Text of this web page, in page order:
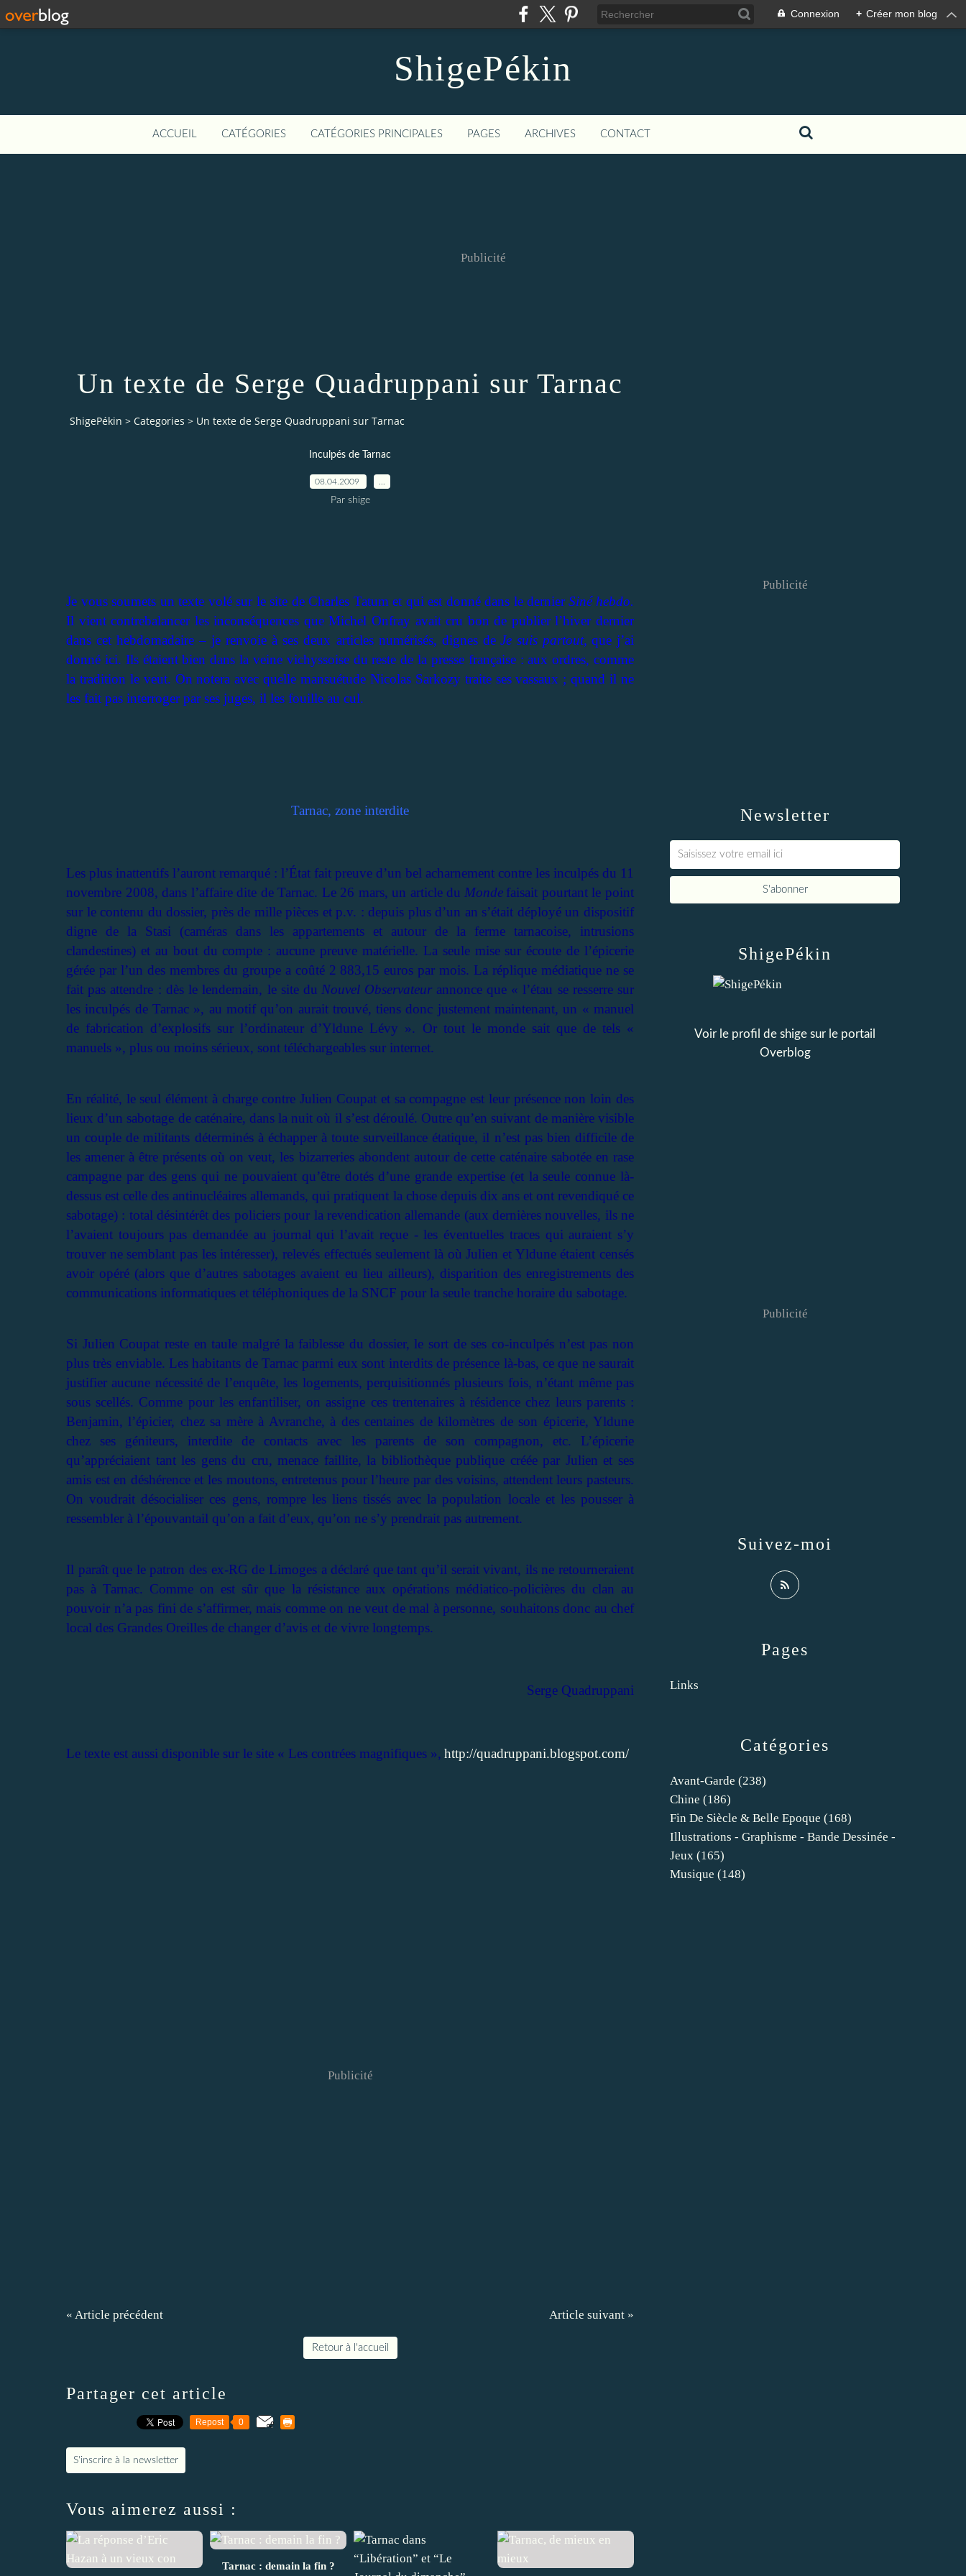
Connexion + Créer mon blog
ShigePékin
ACCUEIL CATÉGORIES CATÉGORIES PRINCIPALES PAGES ARCHIVES CONTACT
Publicité
Un texte de Serge Quadruppani sur Tarnac
ShigePékin > Categories > Un texte de Serge Quadruppani sur Tarnac
Inculpés de Tarnac
08.04.2009
Par shige
Je vous soumets un texte volé sur le site de Charles Tatum et qui est donné dans le dernier Siné hebdo.
Il vient contrebalancer les inconséquences que Michel Onfray avait cru bon de publier l’hiver dernier
dans cet hebdomadaire – je renvoie à ses deux articles numérisés, dignes de Je suis partout, que j’ai
donné ici. Ils étaient bien dans la veine vichyssoise du reste de la presse française : aux ordres, comme
la tradition le veut. On notera avec quelle mansuétude Nicolas Sarkozy traite ses vassaux ; quand il ne
les fait pas interroger par ses juges, il les fouille au cul.
Tarnac, zone interdite
Les plus inattentifs l’auront remarqué : l’État fait preuve d’un bel acharnement contre les inculpés du 11
novembre 2008, dans l’affaire dite de Tarnac. Le 26 mars, un article du Monde faisait pourtant le point
sur le contenu du dossier, près de mille pièces et p.v. : depuis plus d’un an s’était déployé un dispositif
digne de la Stasi (caméras dans les appartements et autour de la ferme tarnacoise, intrusions
clandestines) et au bout du compte : aucune preuve matérielle. La seule mise sur écoute de l’épicerie
gérée par l’un des membres du groupe a coûté 2 883,15 euros par mois. La réplique médiatique ne se
fait pas attendre : dès le lendemain, le site du Nouvel Observateur annonce que « l’étau se resserre sur
les inculpés de Tarnac », au motif qu’on aurait trouvé, tiens donc justement maintenant, un « manuel
de fabrication d’explosifs sur l’ordinateur d’Yldune Lévy ». Or tout le monde sait que de tels «
manuels », plus ou moins sérieux, sont téléchargeables sur internet.
En réalité, le seul élément à charge contre Julien Coupat et sa compagne est leur présence non loin des
lieux d’un sabotage de caténaire, dans la nuit où il s’est déroulé. Outre qu’en suivant de manière visible
un couple de militants déterminés à échapper à toute surveillance étatique, il n’est pas bien difficile de
les amener à être présents où on veut, les bizarreries abondent autour de cette caténaire sabotée en rase
campagne par des gens qui ne pouvaient qu’être dotés d’une grande expertise (et la seule connue là-
dessus est celle des antinucléaires allemands, qui pratiquent la chose depuis dix ans et ont revendiqué ce
sabotage) : total désintérêt des policiers pour la revendication allemande (aux dernières nouvelles, ils ne
l’avaient toujours pas demandée au journal qui l’avait reçue - les éventuelles traces qui auraient s’y
trouver ne semblant pas les intéresser), relevés effectués seulement là où Julien et Yldune étaient censés
avoir opéré (alors que d’autres sabotages avaient eu lieu ailleurs), disparition des enregistrements des
communications informatiques et téléphoniques de la SNCF pour la seule tranche horaire du sabotage.
Si Julien Coupat reste en taule malgré la faiblesse du dossier, le sort de ses co-inculpés n’est pas non
plus très enviable. Les habitants de Tarnac parmi eux sont interdits de présence là-bas, ce que ne saurait
justifier aucune nécessité de l’enquête, les logements, perquisitionnés plusieurs fois, n’étant même pas
sous scellés. Comme pour les enfantiliser, on assigne ces trentenaires à résidence chez leurs parents :
Benjamin, l’épicier, chez sa mère à Avranche, à des centaines de kilomètres de son épicerie, Yldune
chez ses géniteurs, interdite de contacts avec les parents de son compagnon, etc. L’épicerie
qu’appréciaient tant les gens du cru, menace faillite, la bibliothèque publique créée par Julien et ses
amis est en déshérence et les moutons, entretenus pour l’heure par des voisins, attendent leurs pasteurs.
On voudrait désocialiser ces gens, rompre les liens tissés avec la population locale et les pousser à
ressembler à l’épouvantail qu’on a fait d’eux, qu’on ne s’y prendrait pas autrement.
Il paraît que le patron des ex-RG de Limoges a déclaré que tant qu’il serait vivant, ils ne retourneraient
pas à Tarnac. Comme on est sûr que la résistance aux opérations médiatico-policières du clan au
pouvoir n’a pas fini de s’affirmer, mais comme on ne veut de mal à personne, souhaitons donc au chef
local des Grandes Oreilles de changer d’avis et de vivre longtemps.
Serge Quadruppani
Le texte est aussi disponible sur le site « Les contrées magnifiques », http://quadruppani.blogspot.com/
Publicité
« Article précédent Article suivant »
Retour à l'accueil
Partager cet article
Repost 0
S'inscrire à la newsletter
Vous aimerez aussi :
Tarnac : demain la fin ?
Newsletter
Publicité
Catégories
Avant-Garde (238)
Chine (186)
Fin De Siècle & Belle Epoque (168)
Illustrations - Graphisme - Bande Dessinée -
Jeux (165)
Musique (148)
Pages
Links
ShigePékin
Voir le profil de shige sur le portail
Overblog
Suivez-moi
Publicité